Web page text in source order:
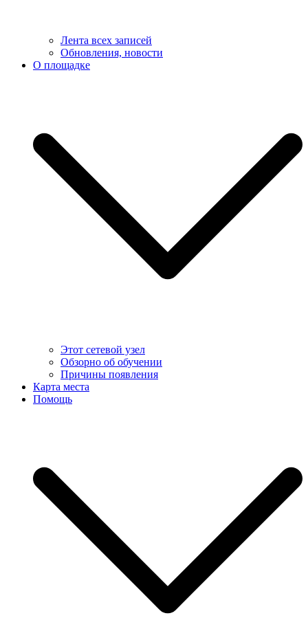
Лента всех записей
Обновления, новости
О площадке
Этот сетевой узел
Обзорно об обучении
Причины появления
Карта места
Помощь